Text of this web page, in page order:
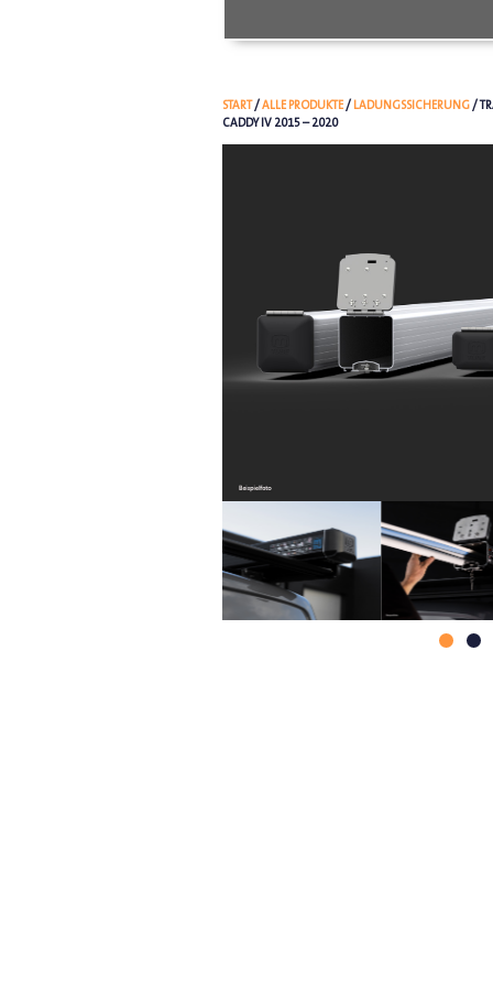
START/ALLE PRODUKTE/ LADUNGSSICHERUNG/
CADDY IV 2015 – 2020